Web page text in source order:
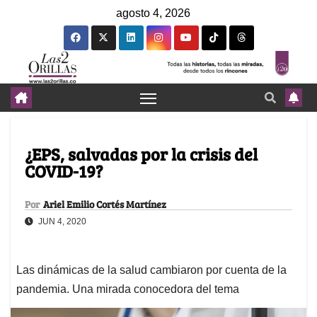
agosto 4, 2026
¿EPS, salvadas por la crisis del
COVID-19?
Por Ariel Emilio Cortés Martínez
JUN 4, 2020
Las dinámicas de la salud cambiaron por cuenta de la
pandemia. Una mirada conocedora del tema